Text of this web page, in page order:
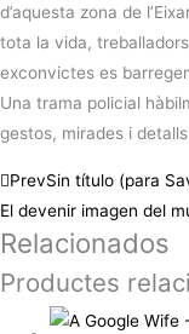
d’aquesta zona de
tota la vida,
exconvictes es
Una trama policial
gestos, mirades i
PrevSin título (para
El devenir imagen del
Relacionados
Productes